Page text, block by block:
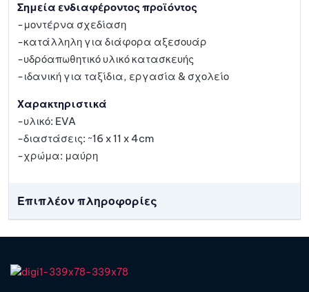
Σημεία ενδιαφέροντος προϊόντος
-μοντέρνα σχεδίαση
-κατάλληλη για διάφορα αξεσουάρ
-υδρόαπωθητικό υλικό κατασκευής
-ιδανική για ταξίδια, εργασία & σχολείο
Χαρακτηριστικά
-υλικό: EVA
-διαστάσεις: ~16 x 11 x 4cm
-χρώμα: μαύρη
Επιπλέον πληροφορίες